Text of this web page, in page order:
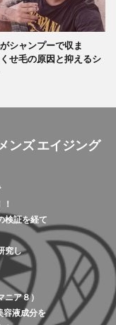
がシャンプーで収ま
せ毛の原因と抑えるシ
ンズ エイジング
検証を経て
究し
ア８）
容液成分を